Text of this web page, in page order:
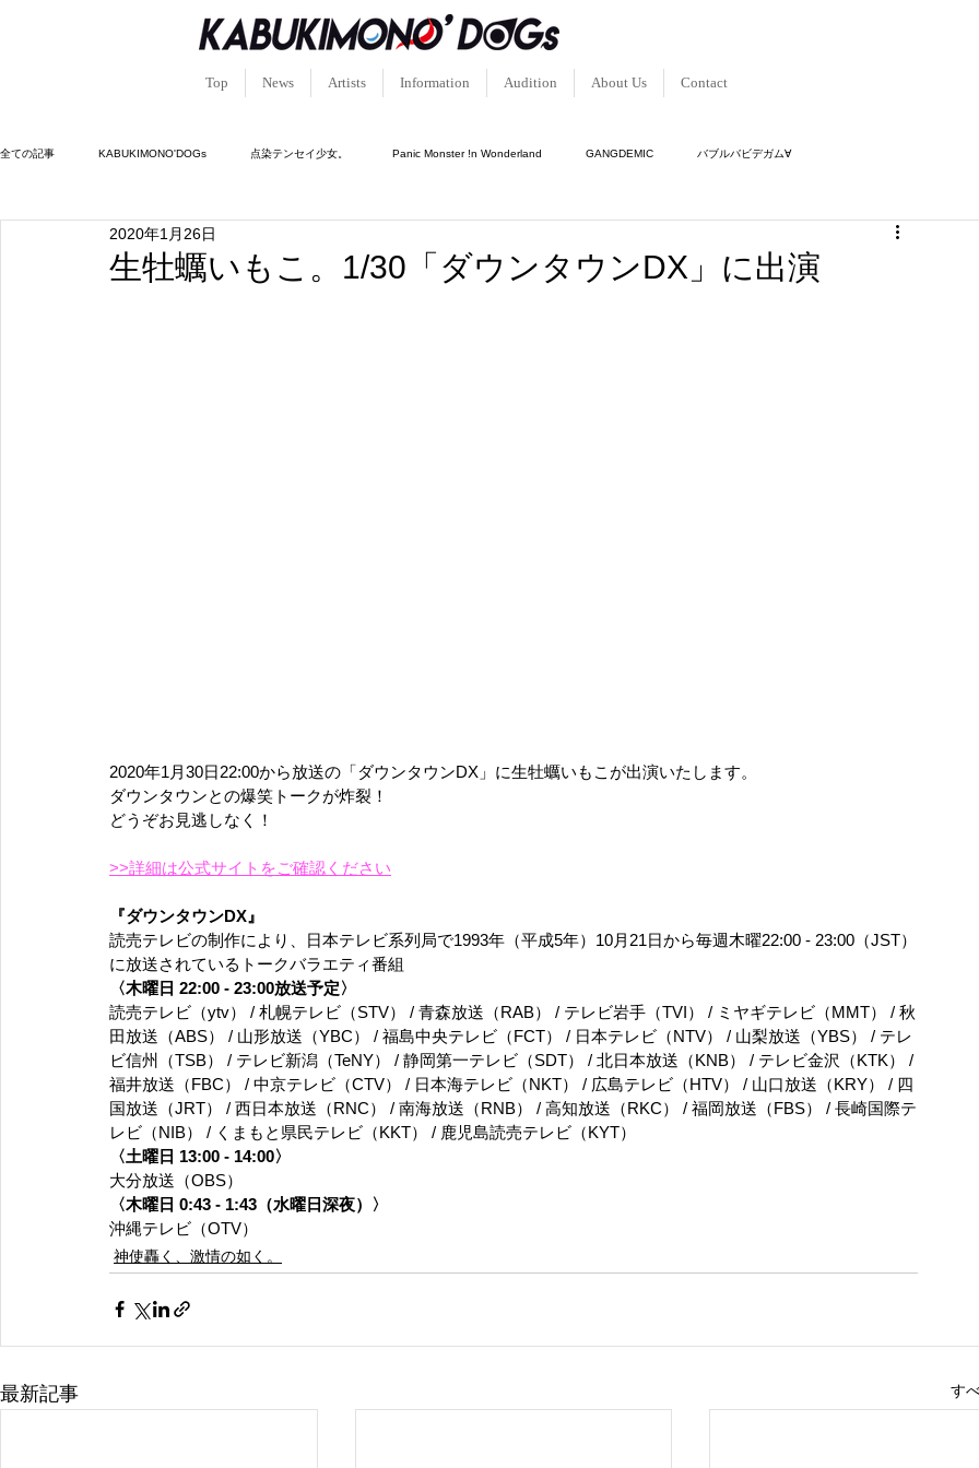
Top News Artists Information Audition About Us Contact
全ての記事 KABUKIMONO'DOGs 点染テンセイ少女。 Panic Monster !n Wonderland GANGDEMIC バブルバビデガム∀
キュン!?恋堕ちキューピッド
生牡蠣いもこ。1/30「ダウンタウンDX」に出演
2020年1月26日
2020年1月30日22:00から放送の「ダウンタウンDX」に生牡蠣いもこが出演いたします。
ダウンタウンとの爆笑トークが炸裂！
どうぞお見逃しなく！
>>詳細は公式サイトをご確認ください
『ダウンタウンDX』
読売テレビの制作により、日本テレビ系列局で1993年（平成5年）10月21日から毎週木曜22:00 - 23:00（JST）
に放送されているトークバラエティ番組
〈木曜日 22:00 - 23:00放送予定〉
読売テレビ（ytv） / 札幌テレビ（STV） / 青森放送（RAB） / テレビ岩手（TVI） / ミヤギテレビ（MMT） / 秋
田放送（ABS） / 山形放送（YBC） / 福島中央テレビ（FCT） / 日本テレビ（NTV） / 山梨放送（YBS） / テレ
ビ信州（TSB） / テレビ新潟（TeNY） / 静岡第一テレビ（SDT） / 北日本放送（KNB） / テレビ金沢（KTK） /
福井放送（FBC） / 中京テレビ（CTV） / 日本海テレビ（NKT） / 広島テレビ（HTV） / 山口放送（KRY） / 四
国放送（JRT） / 西日本放送（RNC） / 南海放送（RNB） / 高知放送（RKC） / 福岡放送（FBS） / 長崎国際テ
レビ（NIB） / くまもと県民テレビ（KKT） / 鹿児島読売テレビ（KYT）
〈土曜日 13:00 - 14:00〉
大分放送（OBS）
〈木曜日 0:43 - 1:43（水曜日深夜）〉
沖縄テレビ（OTV）
神使轟く、激情の如く。
最新記事 す